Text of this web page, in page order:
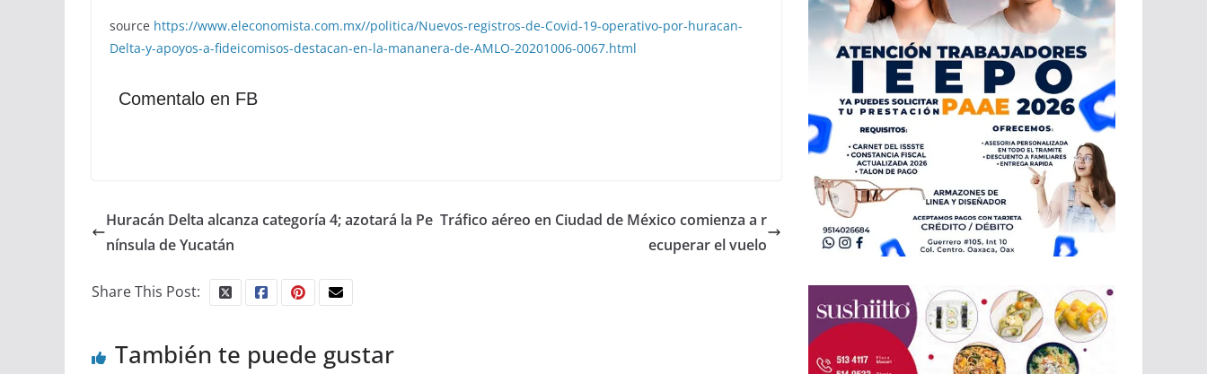
source https://www.eleconomista.com.mx//politica/Nuevos-registros-de-Covid-19-operativo-por-huracan-
Delta-y-apoyos-a-fideicomisos-destacan-en-la-mananera-de-AMLO-20201006-0067.html
Comentalo en FB
Huracán Delta alcanza categoría 4; azotará la Pe
nínsula de Yucatán
Tráfico aéreo en Ciudad de México comienza a r
ecuperar el vuelo
Share This Post:
También te puede gustar